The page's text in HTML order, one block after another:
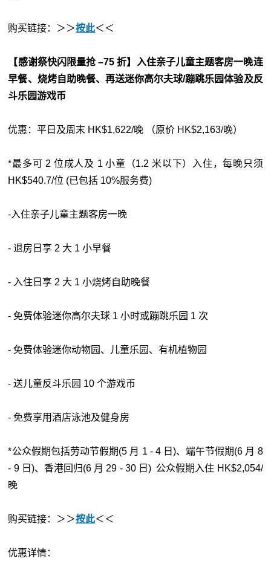
购买链接：＞＞按此＜＜
【感谢祭快闪限量抢 –75 折】入住亲子儿童主题客房一晚连
早餐、烧烤自助晚餐、再送迷你高尔夫球/蹦跳乐园体验及反
斗乐园游戏币
优惠：平日及周末 HK$1,622/晚 （原价 HK$2,163/晚）
*最多可 2 位成人及 1 小童（1.2 米以下）入住，每晚只须
HK$540.7/位 (已包括 10%服务费)
-入住亲子儿童主题客房一晚
- 退房日享 2 大 1 小早餐
- 入住日享 2 大 1 小烧烤自助晚餐
- 免费体验迷你高尔夫球 1 小时或蹦跳乐园 1 次
- 免费体验迷你动物园、儿童乐园、有机植物园
- 送儿童反斗乐园 10 个游戏币
- 免费享用酒店泳池及健身房
*公众假期包括劳动节假期(5 月 1 - 4 日)、端午节假期(6 月 8
- 9 日)、香港回归(6 月 29 - 30 日) 公众假期入住 HK$2,054/
晚
购买链接：＞＞按此＜＜
优惠详情：